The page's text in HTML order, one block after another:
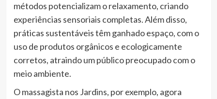
métodos potencializam o relaxamento, criando
experiências sensoriais completas. Além disso,
práticas sustentáveis têm ganhado espaço, com o
uso de produtos orgânicos e ecologicamente
corretos, atraindo um público preocupado com o
meio ambiente.
O massagista nos Jardins, por exemplo, agora